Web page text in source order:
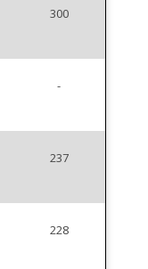
300
-
237
228